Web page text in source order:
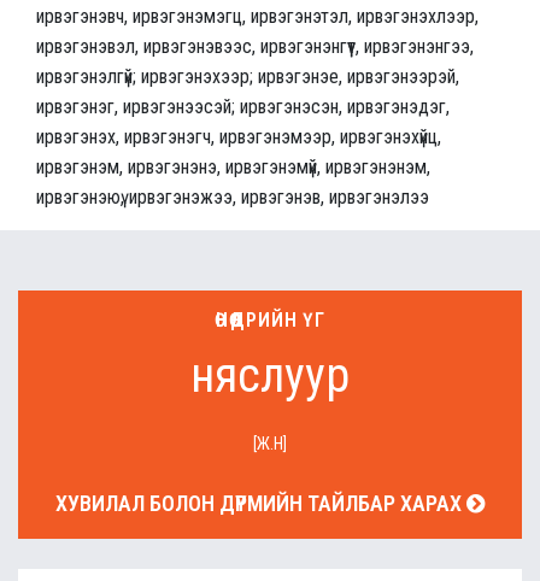
ирвэгэнэвч, ирвэгэнэмэгц, ирвэгэнэтэл, ирвэгэнэхлээр,
ирвэгэнэвэл, ирвэгэнэвээс, ирвэгэнэнгүүт, ирвэгэнэнгээ,
ирвэгэнэлгүй; ирвэгэнэхээр; ирвэгэнэе, ирвэгэнээрэй,
ирвэгэнэг, ирвэгэнээсэй; ирвэгэнэсэн, ирвэгэнэдэг,
ирвэгэнэх, ирвэгэнэгч, ирвэгэнэмээр, ирвэгэнэхүйц,
ирвэгэнэм, ирвэгэнэнэ, ирвэгэнэмүй, ирвэгэнэнэм,
ирвэгэнэюү, ирвэгэнэжээ, ирвэгэнэв, ирвэгэнэлээ
ӨНӨӨДРИЙН ҮГ
няслуур
[Ж.Н]
ХУВИЛАЛ БОЛОН ДҮРМИЙН ТАЙЛБАР ХАРАХ